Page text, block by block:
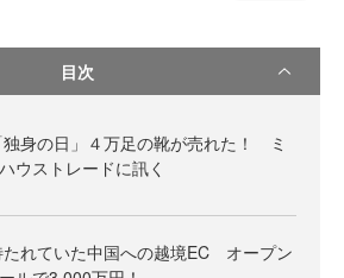
目次
独身の日」４万足の靴が売れた！ ミ
ウストレードに訊く
たれていた中国への越境EC オープン